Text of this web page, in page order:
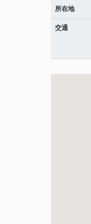
所在地
交通